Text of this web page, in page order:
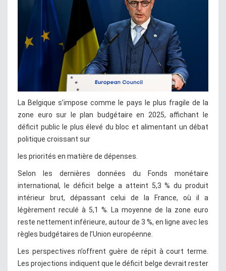
La Belgique s’impose comme le pays le plus fragile de la
zone euro sur le plan budgétaire en 2025, affichant le
déficit public le plus élevé du bloc et alimentant un débat
politique croissant sur
les priorités en matière de dépenses.
Selon les dernières données du Fonds monétaire
international, le déficit belge a atteint 5,3 % du produit
intérieur brut, dépassant celui de la France, où il a
légèrement reculé à 5,1 %. La moyenne de la zone euro
reste nettement inférieure, autour de 3 %, en ligne avec les
règles budgétaires de l’Union européenne.
Les perspectives n’offrent guère de répit à court terme.
Les projections indiquent que le déficit belge devrait rester